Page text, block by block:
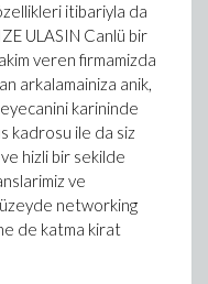
itibariyla da
ULASIN Canlü bir
veren firmamizda
arkalamainiza anik,
karininde
kadrosu ile da siz
hizli bir sekilde
ve
networking
de katma kirat